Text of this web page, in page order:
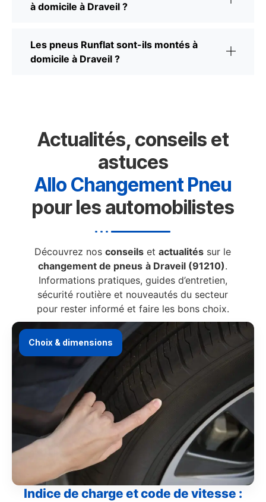
à domicile à Draveil ?
Les pneus Runflat sont-ils montés à
domicile à Draveil ?
Actualités, conseils et
astuces
Allo Changement Pneu
pour les automobilistes
Découvrez nosconseils etactualités sur le
changement de pneus à Draveil (91210).
Informations pratiques, guides d’entretien,
sécurité routière et nouveautés du secteur
pour rester informé et faire les bons choix.
Choix & dimensions
Indice de charge et code de vitesse :